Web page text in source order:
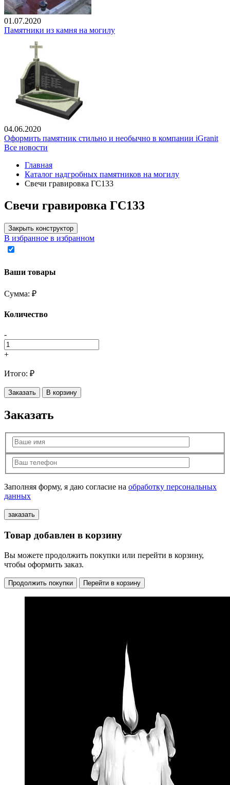
01.07.2020
Памятники из камня на могилу
04.06.2020
Оформить памятник стильно и необычно в компании iGranit
Все новости
Главная
Каталог надгробных памятников на могилу
Свечи гравировка ГС133
Свечи гравировка ГС133
Закрыть конструктор
В избранное в избранном
Ваши товары
Сумма: ₽
Количество
-
+
Итого: ₽
Заказать В корзину
Заказать
Заполняя форму, я даю согласие на обработку персональных
данных
Товар добавлен в корзину
Вы можете продолжить покупки или перейти в корзину,
чтобы оформить заказ.
Продолжить покупки Перейти в корзину